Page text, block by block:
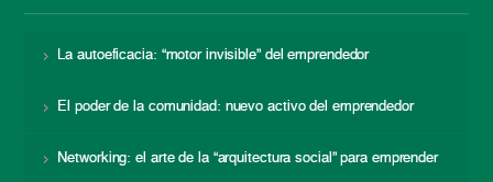
La autoeficacia: “motor invisible” del emprendedor
El poder de la comunidad: nuevo activo del emprendedor
Networking: el arte de la “arquitectura social” para emprender